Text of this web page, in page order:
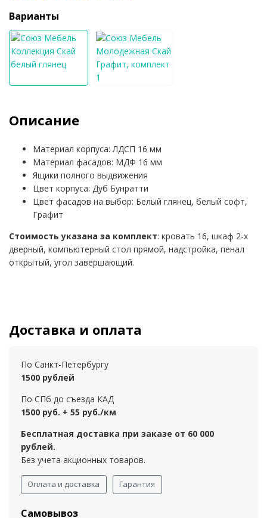
Варианты
Описание
Материал корпуса: ЛДСП 16 мм
Материал фасадов: МДФ 16 мм
Ящики полного выдвижения
Цвет корпуса: Дуб Бунратти
Цвет фасадов на выбор: Белый глянец, белый софт,
Графит
Стоимость указана за комплект: кровать 16, шкаф 2-х
дверный, компьютерный стол прямой, надстройка, пенал
открытый, угол завершающий.
Доставка и оплата
По Санкт-Петербургу
1500 рублей
По СПб до съезда КАД
1500 руб. + 55 руб./км
Бесплатная доставка при заказе от 60 000
рублей.
Без учета акционных товаров.
Оплата и доставка Гарантия
Самовывоз